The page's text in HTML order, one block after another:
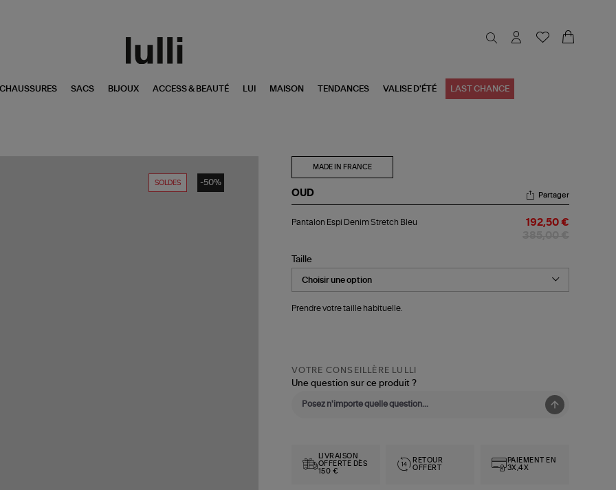
CHAUSSURES SACS BIJOUX ACCESS & BEAUTÉ LUI MAISON TENDANCES VALISE D'ÉTÉ LAST CHANCE
SOLDES -50%
MADE IN FRANCE
OUD
Espi
Bleu
Partager
Pantalon Espi Denim Stretch Bleu 192,50 €
Taille
Prendre votre taille habituelle.
VOTRE CONSEILLÈRE LULLI
Une question sur ce produit ?
LIVRAISON
OFFERTE DÈS
150 €
RETOUR
OFFERT
PAIEMENT EN
3X,4X